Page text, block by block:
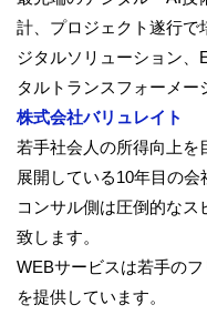
計、 プロジェクト遂行で
ジタルソリ ューション、
タルトランスフォーメー
株式会社バリュレイト
若手社会人の所得向上を
展開している10年目の会
コンサル側は圧倒的なス
致します。
WEBサービスは若手の
を提供しています。